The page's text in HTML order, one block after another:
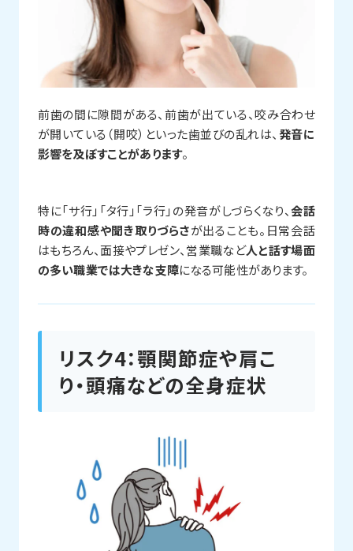
前歯の間に隙間がある、前歯が出ている、咬み合わせ
が開いている（開咬）といった歯並びの乱れは、 発音に
影響を及ぼすことがあります。
特に「サ行」「タ行」「ラ行」の発音がしづらくなり、会話
時の違和感や聞き取りづらさが出ることも。日常会話
はもちろん、面接やプレゼン、営業職など人と話す場面
の多い職業では大きな支障になる可能性があります。
リスク4：顎関節症や肩こ
り・頭痛などの全身症状